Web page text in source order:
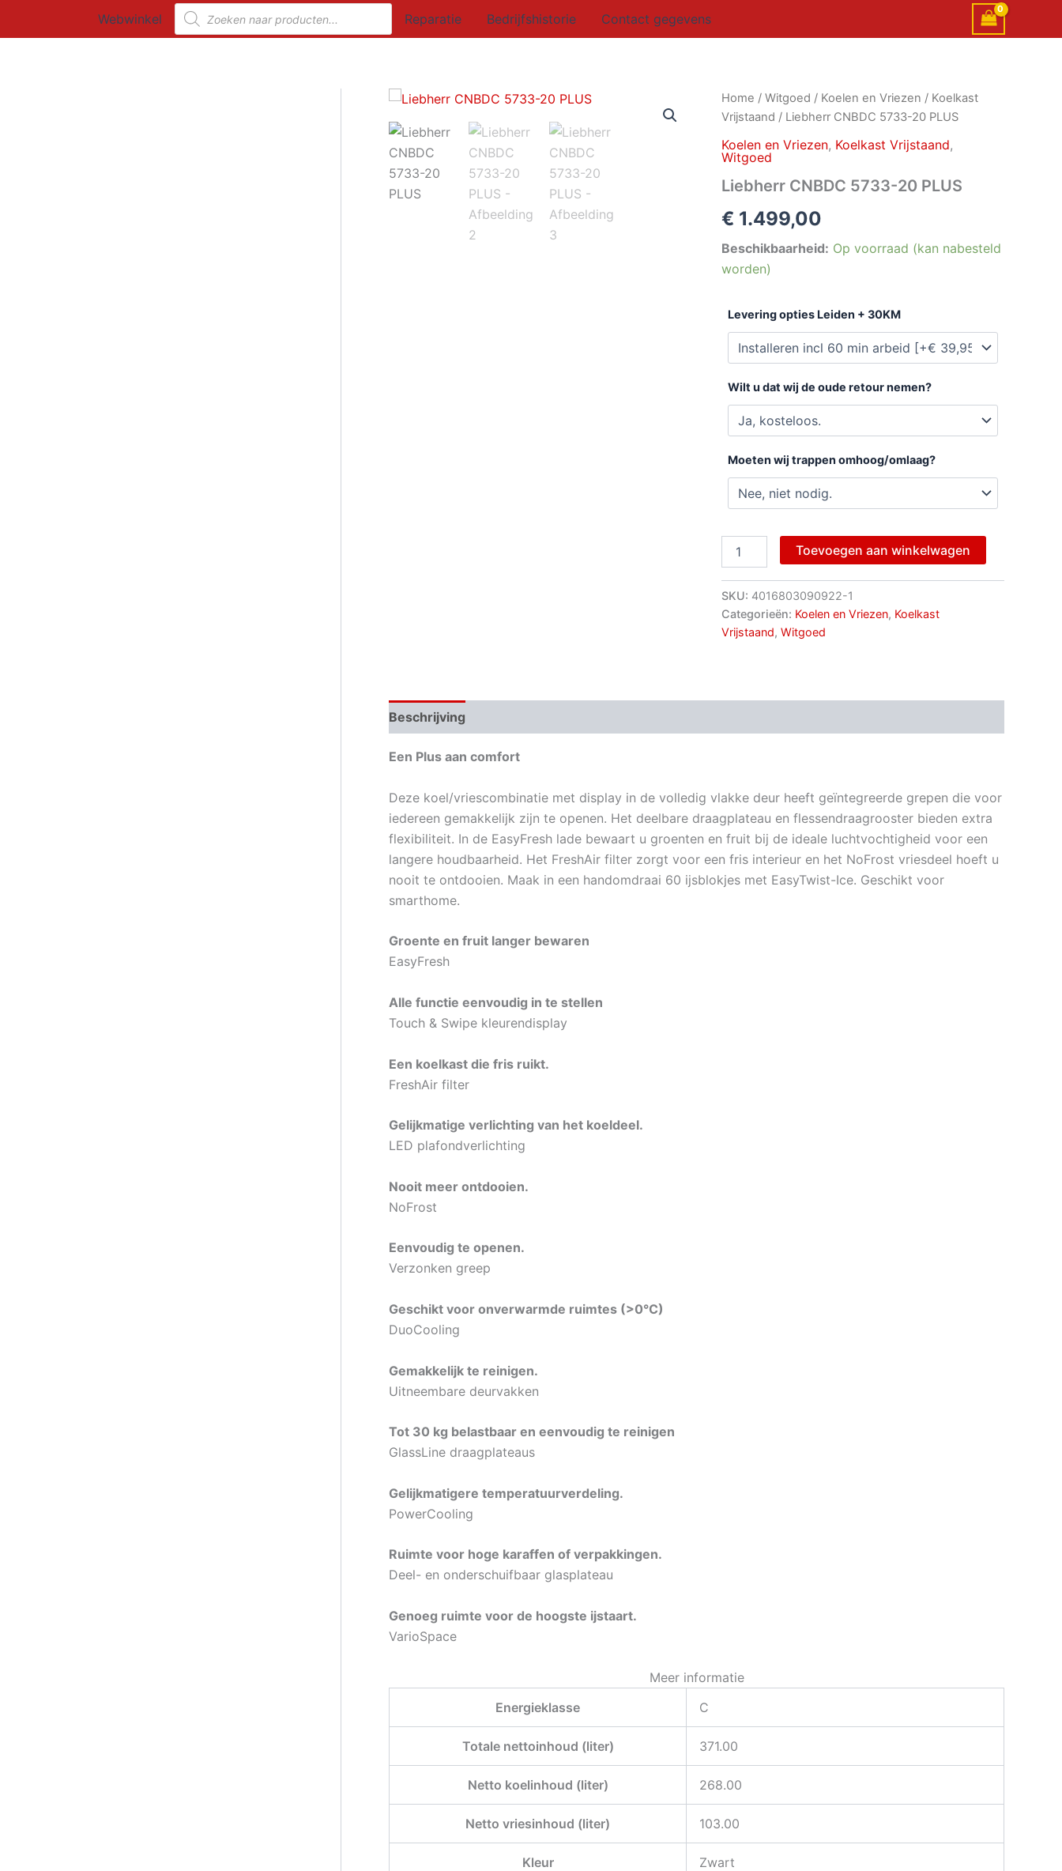
Webwinkel
Producten
zoeken
Reparatie Bedrijfshistorie Contact gegevens
Home / Witgoed / Koelen en Vriezen / Koelkast
Vrijstaand / Liebherr CNBDC 5733-20 PLUS
Koelen en Vriezen, Koelkast Vrijstaand,
Witgoed
Liebherr CNBDC 5733-20 PLUS
€ 1.499,00
Beschikbaarheid: Op voorraad (kan nabesteld
worden)
Levering opties Leiden + 30KM
Wilt u dat wij de oude retour nemen?
Moeten wij trappen omhoog/omlaag?
Liebherr
CNBDC
5733-
20
PLUS
Toevoegen aan winkelwagen
SKU: 4016803090922-1
Categorieën: Koelen en Vriezen, Koelkast
Vrijstaand, Witgoed
Beschrijving
Een Plus aan comfort
Deze koel/vriescombinatie met display in de volledig vlakke deur heeft geïntegreerde grepen die voor
iedereen gemakkelijk zijn te openen. Het deelbare draagplateau en flessendraagrooster bieden extra
flexibiliteit. In de EasyFresh lade bewaart u groenten en fruit bij de ideale luchtvochtigheid voor een
langere houdbaarheid. Het FreshAir filter zorgt voor een fris interieur en het NoFrost vriesdeel hoeft u
nooit te ontdooien. Maak in een handomdraai 60 ijsblokjes met EasyTwist-Ice. Geschikt voor
smarthome.
Groente en fruit langer bewaren
EasyFresh
Alle functie eenvoudig in te stellen
Touch & Swipe kleurendisplay
Een koelkast die fris ruikt.
FreshAir filter
Gelijkmatige verlichting van het koeldeel.
LED plafondverlichting
Nooit meer ontdooien.
NoFrost
Eenvoudig te openen.
Verzonken greep
Geschikt voor onverwarmde ruimtes (>0°C)
DuoCooling
Gemakkelijk te reinigen.
Uitneembare deurvakken
Tot 30 kg belastbaar en eenvoudig te reinigen
GlassLine draagplateaus
Gelijkmatigere temperatuurverdeling.
PowerCooling
Ruimte voor hoge karaffen of verpakkingen.
Deel- en onderschuifbaar glasplateau
Genoeg ruimte voor de hoogste ijstaart.
VarioSpace
Meer informatie
Energieklasse
C
Totale nettoinhoud (liter) 371.00
Netto koelinhoud (liter) 268.00
Netto vriesinhoud (liter) 103.00
Kleur Zwart